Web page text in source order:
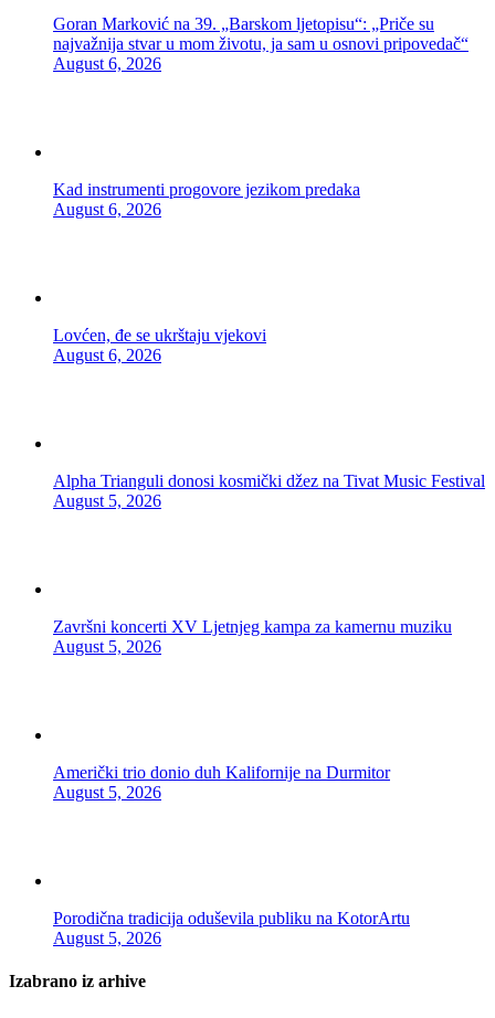
Goran Marković na 39. „Barskom ljetopisu“: „Priče su
najvažnija stvar u mom životu, ja sam u osnovi pripovedač“
August 6, 2026
Kad instrumenti progovore jezikom predaka
August 6, 2026
Lovćen, đe se ukrštaju vjekovi
August 6, 2026
Alpha Trianguli donosi kosmički džez na Tivat Music Festival
August 5, 2026
Završni koncerti XV Ljetnjeg kampa za kamernu muziku
August 5, 2026
Američki trio donio duh Kalifornije na Durmitor
August 5, 2026
Porodična tradicija oduševila publiku na KotorArtu
August 5, 2026
Izabrano iz arhive